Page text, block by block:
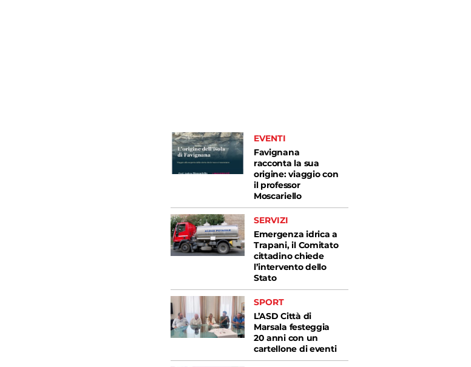
EVENTI
Favignana
racconta la sua
origine: viaggio con
il professor
Moscariello
SERVIZI
Emergenza idrica a
Trapani, il Comitato
cittadino chiede
l’intervento dello
Stato
SPORT
L’ASD Città di
Marsala festeggia
20 anni con un
cartellone di eventi